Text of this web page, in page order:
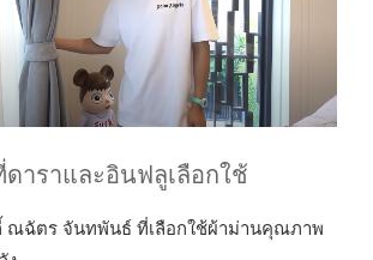
าราและอินฟลูเลือกใช้
ฉัตร จันทพันธ์ ที่เลือกใช้ผ้าม่านคุณภาพ